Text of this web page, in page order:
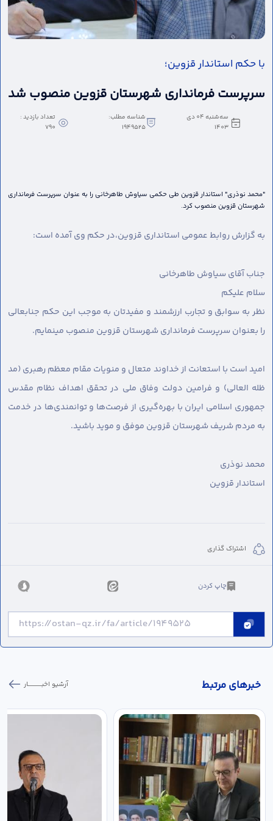
با حکم استاندار قزوین؛
سرپرست فرمانداری شهرستان قزوین منصوب شد
سه‌شنبه 04 دی
1403
شناسه مطلب:
1949525
تعداد بازدید :
790
"محمد نوذری" استاندار قزوین طی حکمی سیاوش طاهرخانی را به عنوان سرپرست فرمانداری
شهرستان قزوین منصوب کرد.
به گزارش روابط عمومی استانداری قزوین،در حکم وی آمده است:
جناب آقای سیاوش طاهرخانی
سلام عليكم
نظر به سوابق و تجارب ارزشمند و مفیدتان به موجب این حکم جنابعالی
را بعنوان سرپرست فرمانداری شهرستان قزوین منصوب مینمایم.
امید است با استعانت از خداوند متعال و منویات مقام معظم رهبری (مد
ظله العالی) و فرامین دولت وفاق ملی در تحقق اهداف نظام مقدس
جمهوری اسلامی ایران با بهره‌گیری از فرصت‌ها و توانمندی‌ها در خدمت
به مردم شریف شهرستان قزوین موفق و موید باشید.
محمد نوذری
استاندار قزوین
اشتراک گذاری
چاپ کردن
خبر‌های مرتبط آرشیو اخبـــــــــــار